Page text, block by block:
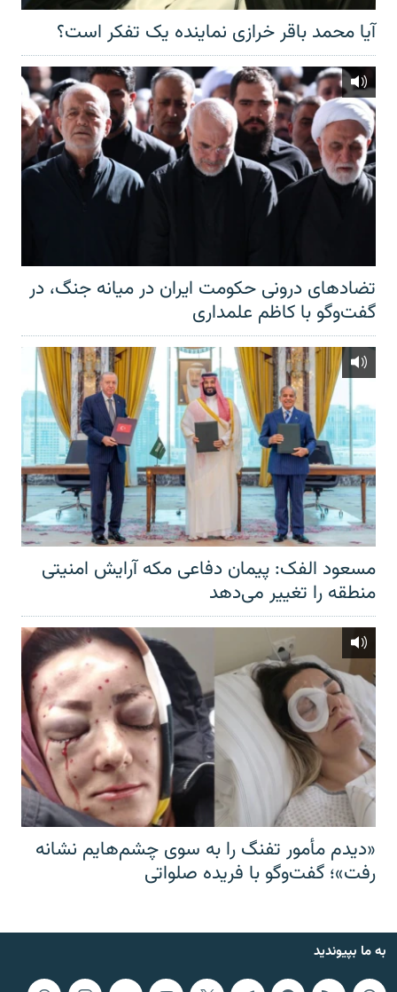
آیا محمد باقر خرازی نماینده یک تفکر است؟
تضادهای درونی حکومت ایران در میانه جنگ، در
گفت‌‌وگو با کاظم علمداری
مسعود الفک: پیمان دفاعی مکه آرایش امنیتی
منطقه را تغییر می‌دهد
«دیدم مأمور تفنگ را به سوی چشم‌هایم نشانه
رفت»؛ گفت‌و‌گو با فریده صلواتی
به ما بپیوندید